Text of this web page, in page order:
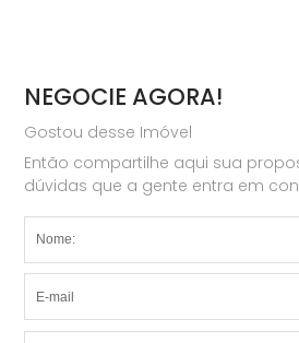
NEGOCIE AGORA!
Gostou desse Imóvel
Então compartilhe aqui sua
dúvidas que a gente entra em